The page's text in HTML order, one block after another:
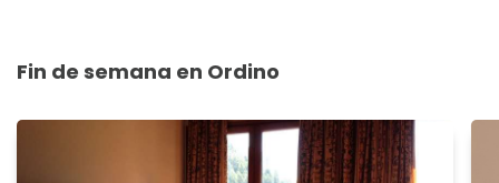
Fin de semana en Ordino